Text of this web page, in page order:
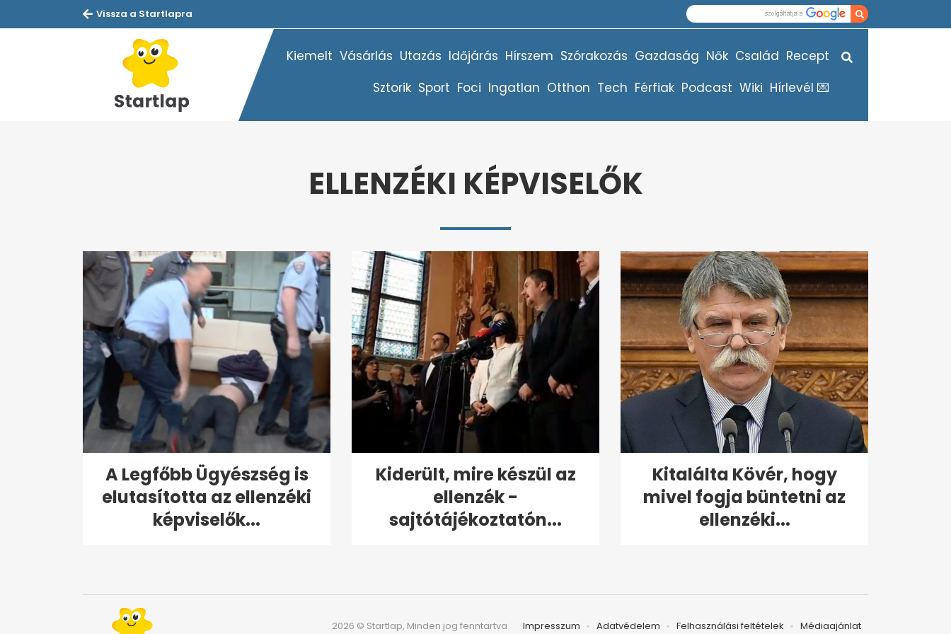
Vissza a Startlapra
Kiemelt Vásárlás Utazás Időjárás Hírszem Szórakozás Gazdaság Nők Család Recept
Sztorik Sport Foci Ingatlan Otthon Tech Férfiak Podcast Wiki Hírlevél 💌
ELLENZÉKI KÉPVISELŐK
A Legfőbb Ügyészség is
elutasította az ellenzéki
képviselők...
Kiderült, mire készül az
ellenzék -
sajtótájékoztatón...
Kitalálta Kövér, hogy
mivel fogja büntetni az
ellenzéki...
Impresszum Adatvédelem Felhasználási feltételek Médiaajánlat
2026 © Startlap, Minden jog fenntartva